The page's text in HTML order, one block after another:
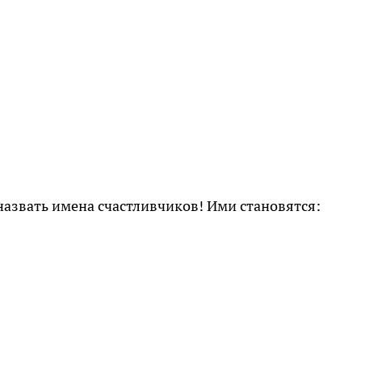
имена счастливчиков! Ими становятся: